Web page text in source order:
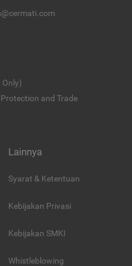
and Trade
Lainnya
Syarat & Ketentuan
Kebijakan Privasi
Kebijakan SMKI
Whistleblowing